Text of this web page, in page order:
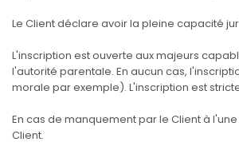
Le Client déclare avoir la pleine capacité
L'inscription est ouverte aux majeurs
l'autorité parentale. En aucun cas,
morale par exemple). L'inscription est
En cas de manquement par le Client à
Client.